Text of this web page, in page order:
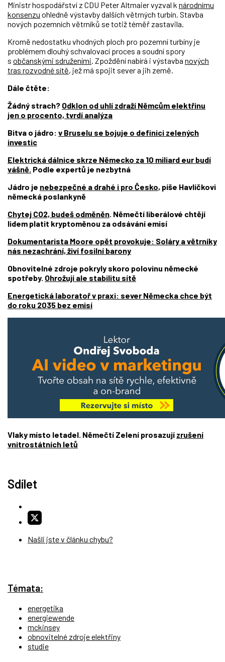
Ministr hospodářství z CDU Peter Altmaier vyzval k národnímu
konsenzu ohledně výstavby dalších větrných turbín. Stavba
nových pozemních větrníků se totiž téměř zastavila.
Kromě nedostatku vhodných ploch pro pozemní turbíny je
problémem dlouhý schvalovací proces a soudní spory
s občanskými sdruženími. Zpoždění nabírá i výstavba nových
tras rozvodné sítě, jež má spojit sever a jih země.
Dále čtěte:
Žádný strach? Odklon od uhlí zdraží Němcům elektřinu
jen o procento, tvrdí analýza
Bitva o jádro: v Bruselu se bojuje o definici zelených
investic
Elektrická dálnice skrze Německo za 10 miliard eur budí
vášně. Podle expertů je nezbytná
Jádro je nebezpečné a drahé i pro Česko, píše Havlíčkovi
německá poslankyně
Chytej CO2, budeš odměněn. Němečtí liberálové chtějí
lidem platit kryptoměnou za odsávání emisí
Dokumentarista Moore opět provokuje: Soláry a větrníky
nás nezachrání, živí fosilní barony
Obnovitelné zdroje pokryly skoro polovinu německé
spotřeby. Ohrožují ale stabilitu sítě
Energetická laboratoř v praxi: sever Německa chce být
do roku 2035 bez emisí
Vlaky místo letadel. Němečtí Zelení prosazují zrušení
vnitrostátních letů
Sdílet
Našli jste v článku chybu?
Témata:
energetika
energiewende
mckinsey
obnovitelné zdroje elektřiny
studie